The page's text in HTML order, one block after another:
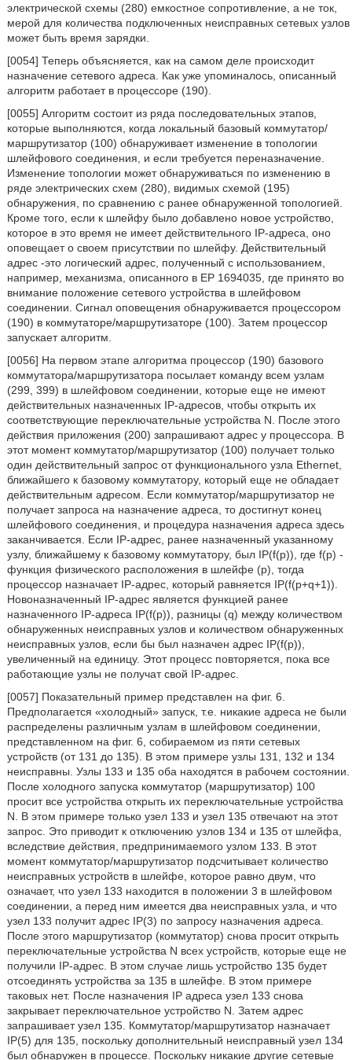
электрической схемы (280) емкостное сопротивление, а не ток,
мерой для количества подключенных неисправных сетевых узлов
может быть время зарядки.
[0054] Теперь объясняется, как на самом деле происходит
назначение сетевого адреса. Как уже упоминалось, описанный
алгоритм работает в процессоре (190).
[0055] Алгоритм состоит из ряда последовательных этапов,
которые выполняются, когда локальный базовый коммутатор/
маршрутизатор (100) обнаруживает изменение в топологии
шлейфового соединения, и если требуется переназначение.
Изменение топологии может обнаруживаться по изменению в
ряде электрических схем (280), видимых схемой (195)
обнаружения, по сравнению с ранее обнаруженной топологией.
Кроме того, если к шлейфу было добавлено новое устройство,
которое в это время не имеет действительного IP-адреса, оно
оповещает о своем присутствии по шлейфу. Действительный
адрес -это логический адрес, полученный с использованием,
например, механизма, описанного в ЕР 1694035, где принято во
внимание положение сетевого устройства в шлейфовом
соединении. Сигнал оповещения обнаруживается процессором
(190) в коммутаторе/маршрутизаторе (100). Затем процессор
запускает алгоритм.
[0056] На первом этапе алгоритма процессор (190) базового
коммутатора/маршрутизатора посылает команду всем узлам
(299, 399) в шлейфовом соединении, которые еще не имеют
действительных назначенных IP-адресов, чтобы открыть их
соответствующие переключательные устройства N. После этого
действия приложения (200) запрашивают адрес у процессора. В
этот момент коммутатор/маршрутизатор (100) получает только
один действительный запрос от функционального узла Ethernet,
ближайшего к базовому коммутатору, который еще не обладает
действительным адресом. Если коммутатор/маршрутизатор не
получает запроса на назначение адреса, то достигнут конец
шлейфового соединения, и процедура назначения адреса здесь
заканчивается. Если IP-адрес, ранее назначенный указанному
узлу, ближайшему к базовому коммутатору, был IP(f(p)), где f(p) -
функция физического расположения в шлейфе (р), тогда
процессор назначает IP-адрес, который равняется IP(f(p+q+1)).
Новоназначенный IP-адрес является функцией ранее
назначенного IP-адреса IP(f(p)), разницы (q) между количеством
обнаруженных неисправных узлов и количеством обнаруженных
неисправных узлов, если бы был назначен адрес IP(f(p)),
увеличенный на единицу. Этот процесс повторяется, пока все
работающие узлы не получат свой IP-адрес.
[0057] Показательный пример представлен на фиг. 6.
Предполагается «холодный» запуск, т.е. никакие адреса не были
распределены различным узлам в шлейфовом соединении,
представленном на фиг. 6, собираемом из пяти сетевых
устройств (от 131 до 135). В этом примере узлы 131, 132 и 134
неисправны. Узлы 133 и 135 оба находятся в рабочем состоянии.
После холодного запуска коммутатор (маршрутизатор) 100
просит все устройства открыть их переключательные устройства
N. В этом примере только узел 133 и узел 135 отвечают на этот
запрос. Это приводит к отключению узлов 134 и 135 от шлейфа,
вследствие действия, предпринимаемого узлом 133. В этот
момент коммутатор/маршрутизатор подсчитывает количество
неисправных устройств в шлейфе, которое равно двум, что
означает, что узел 133 находится в положении 3 в шлейфовом
соединении, а перед ним имеется два неисправных узла, и что
узел 133 получит адрес IP(3) по запросу назначения адреса.
После этого маршрутизатор (коммутатор) снова просит открыть
переключательные устройства N всех устройств, которые еще не
получили IP-адрес. В этом случае лишь устройство 135 будет
отсоединять устройства за 135 в шлейфе. В этом примере
таковых нет. После назначения IP адреса узел 133 снова
закрывает переключательное устройство N. Затем адрес
запрашивает узел 135. Коммутатор/маршрутизатор назначает
IP(5) для 135, поскольку дополнительный неисправный узел 134
был обнаружен в процессе. Поскольку никакие другие сетевые